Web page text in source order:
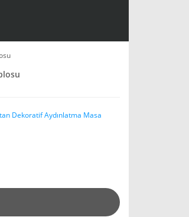
Dekoratif Aydınlatma Masa